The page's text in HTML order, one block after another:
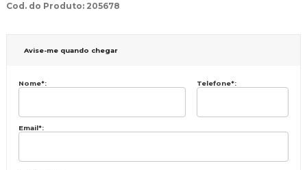
Cod. do Produto: 205678
Avise-me quando chegar
Nome*: Telefone*:
Email*: